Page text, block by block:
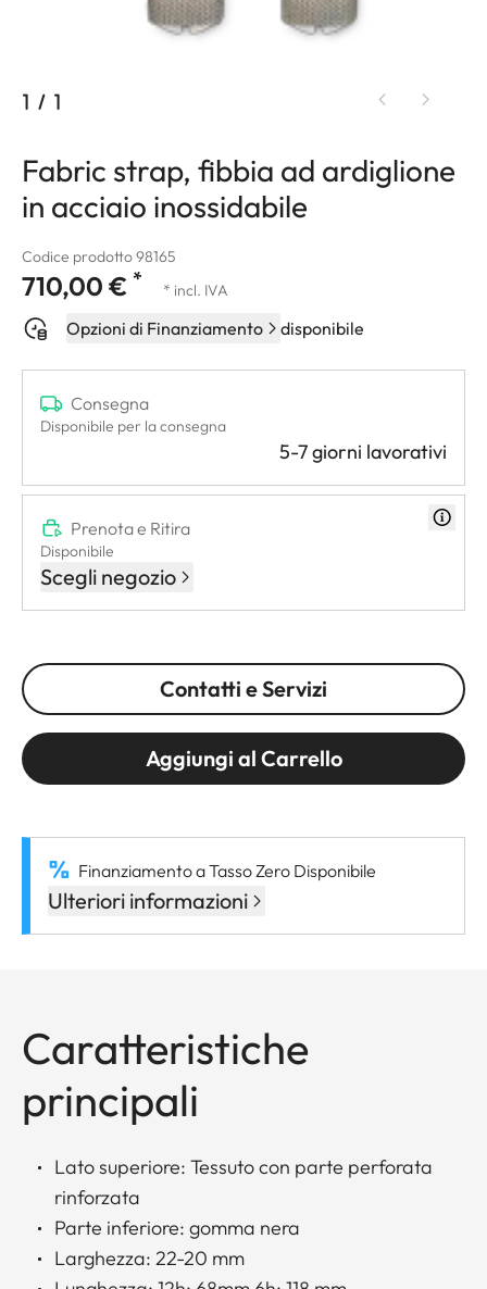
1 / 1
Fabric strap, fibbia ad ardiglione
in acciaio inossidabile
Codice prodotto 98165
710,00 € * * incl. IVA
Opzioni di Finanziamento disponibile
Consegna
Disponibile per la consegna
5-7 giorni lavorativi
Prenota e Ritira
Disponibile
Scegli negozio
Contatti e Servizi
Aggiungi al Carrello
Finanziamento a Tasso Zero Disponibile
Ulteriori informazioni
Caratteristiche
principali
Lato superiore: Tessuto con parte perforata
rinforzata
Parte inferiore: gomma nera
Larghezza: 22-20 mm